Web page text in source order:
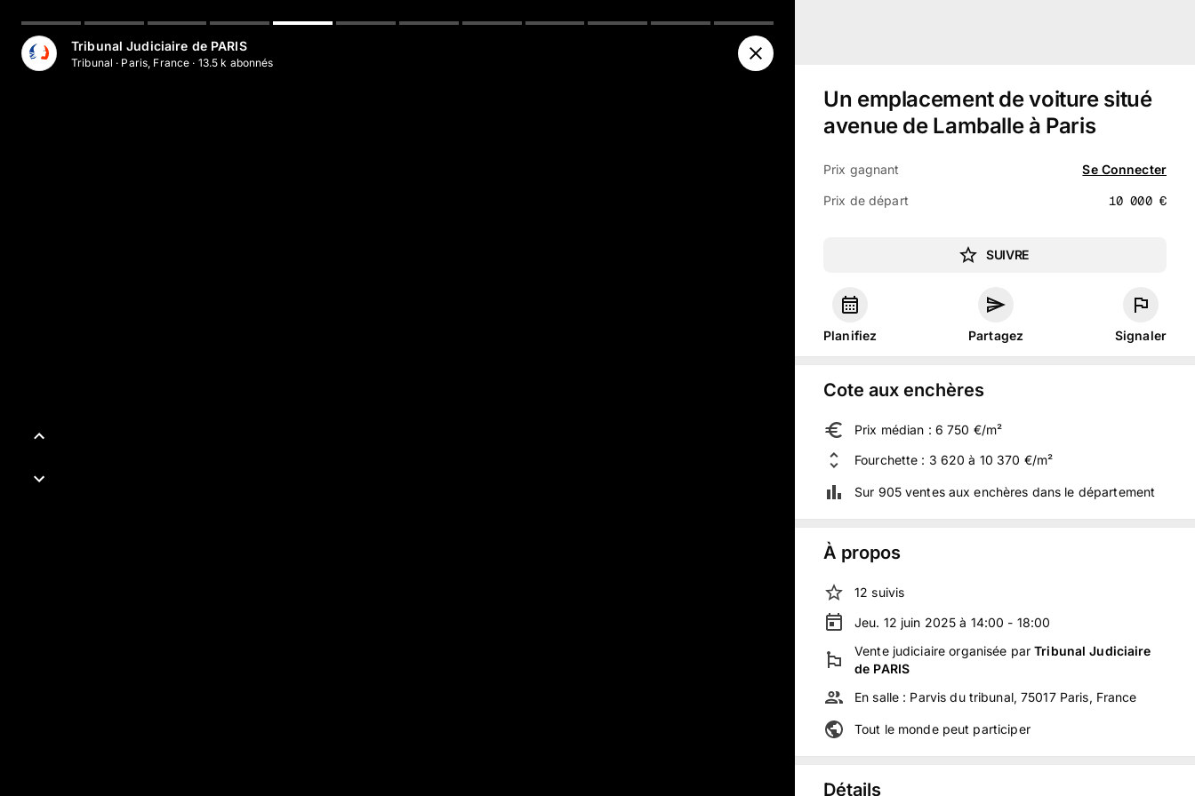
Tribunal Judiciaire de PARIS
Tribunal · Paris, France · 13.5 k abonnés
Un emplacement de voiture situé
avenue de Lamballe à Paris
Prix gagnant Se Connecter
Prix de départ 10 000 €
SUIVRE
Planifiez Partagez Signaler
Cote aux enchères
Prix médian : 6 750 €/m²
Fourchette : 3 620 à 10 370 €/m²
Sur 905 ventes aux enchères dans le département
À propos
12 suivis
Jeu. 12 juin 2025 à 14:00 - 18:00
Vente judiciaire organisée parTribunal Judiciaire
de PARIS
En salle : Parvis du tribunal, 75017 Paris, France
Tout le monde peut participer
Détails